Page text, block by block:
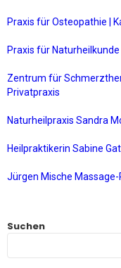
Praxis für Osteopathie |
Praxis für
Zentrum für
Privatpraxis
Naturheilpraxis Sandra
Heilpraktikerin Sabine
Jürgen Mische Massage-
Suchen